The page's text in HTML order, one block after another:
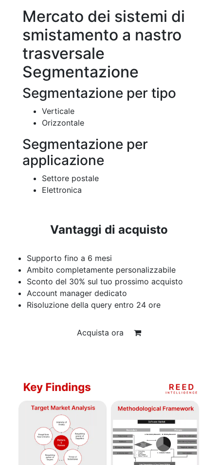
Mercato dei sistemi di
smistamento a nastro
trasversale
Segmentazione
Segmentazione per tipo
Verticale
Orizzontale
Segmentazione per
applicazione
Settore postale
Elettronica
Vantaggi di acquisto
Supporto fino a 6 mesi
Ambito completamente personalizzabile
Sconto del 30% sul tuo prossimo acquisto
Account manager dedicato
Risoluzione della query entro 24 ore
Acquista ora